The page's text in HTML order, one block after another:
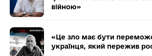
війною»
«Це зло має бути
українця, який пережив